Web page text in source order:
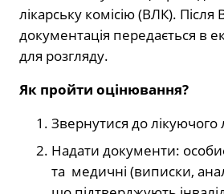
лікарську комісію (ВЛК).
документація передається в
для розгляду.
Як пройти оцінювання?
Звернутися до лікуючого
Надати документи:
та медичні (виписки,